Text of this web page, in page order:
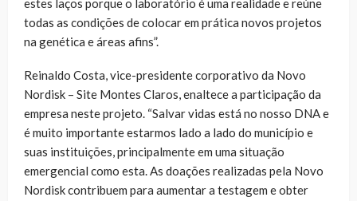
estes laços porque o laboratório é uma realidade e reúne
todas as condições de colocar em prática novos projetos
na genética e áreas afins”.
Reinaldo Costa, vice-presidente corporativo da Novo
Nordisk – Site Montes Claros, enaltece a participação da
empresa neste projeto. “Salvar vidas está no nosso DNA e
é muito importante estarmos lado a lado do município e
suas instituições, principalmente em uma situação
emergencial como esta. As doações realizadas pela Novo
Nordisk contribuem para aumentar a testagem e obter